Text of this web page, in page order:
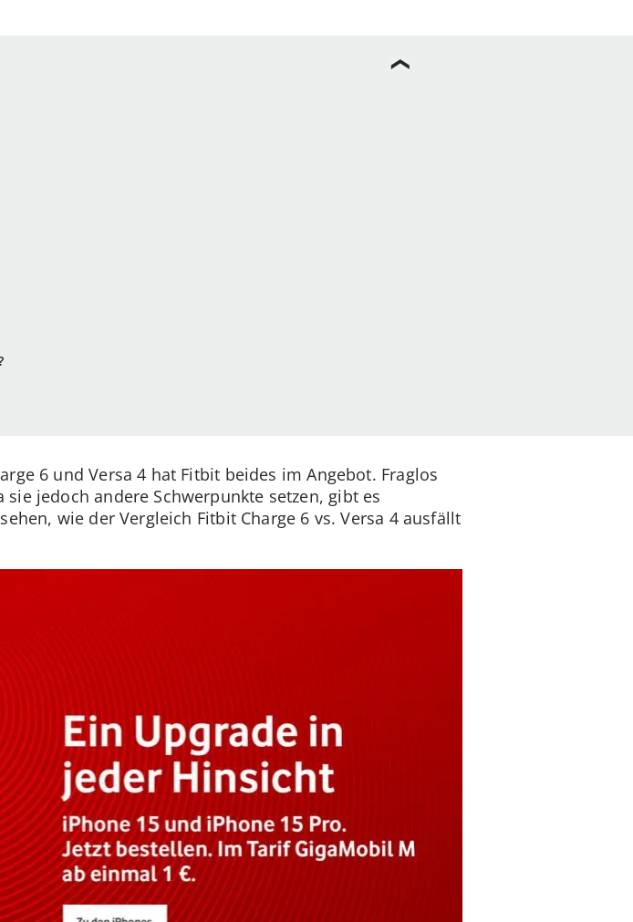
6 und Versa 4 hat Fitbit beides im Angebot. Fraglos
jedoch andere Schwerpunkte setzen, gibt es
wie der Vergleich Fitbit Charge 6 vs. Versa 4 ausfällt